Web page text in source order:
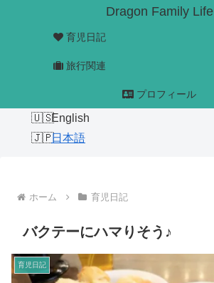
Dragon Family Life
育児日記
旅行関連
プロフィール
English
日本語
ホーム 育児日記
バクテーにハマりそう♪
育児日記